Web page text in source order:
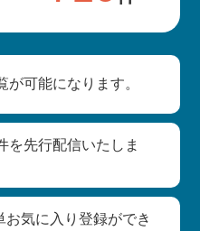
が可能になります。
を先行配信いたしま
気に入り登録ができ